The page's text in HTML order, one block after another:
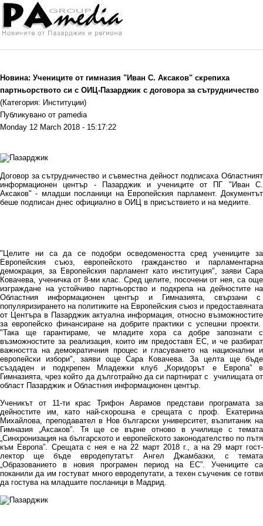
Новина: Учениците от гимназия "Иван С. Аксаков" скрепиха
партньорството си с ОИЦ-Пазарджик с договора за сътрудничество
(Категория: Институции)
Публикувано от pamedia
Monday 12 March 2018 - 15:17:22
Договор за сътрудничество и съвместна дейност подписаха Областният
информационен център - Пазарджик и учениците от ПГ "Иван С.
Аксаков" - младши посланици на Европейския парламент. Документът
беше подписан днес официално в ОИЦ в присъствието и на медиите.
"Целите ни са да се подобри осведомеността сред учениците за
Европейския съюз, европейското гражданство и парламентарна
демокрация, за Европейския парламент като институция", заяви Сара
Ковачева, ученичка от 8-ми клас. Сред целите, посочени от нея, са още
изграждане на устойчиво партньорство и подкрепа на дейностите на
Областния информационен център и Гимназията, свързани с
популяризирането на политиките на Европейския съюз и предоставяната
от Центъра в Пазарджик актуална информация, относно възможностите
за европейско финансиране на добрите практики с успешни проекти.
"Така ще гарантираме, че младите хора са добре запознати с
възможностите за реализация, които им предоставя ЕС, и че разбират
важността на демократичния процес и гласуването на национални и
европейски избори", заяви още Сара Ковачева. За целта ще бъде
създаден и подкрепен Младежки клуб „Коридорът е Европа” в
Гимназията, чрез който да дълготрайно да си партнират с училищата от
област Пазарджик и Областния информационен център.
Ученикът от 11-ти крас Трифон Аврамов представи програмата за
дейностите им, като най-скорошна е срещата с проф. Екатерина
Михайлова, преподавател в Нов български университет, възпитаник на
Гимназия „Аксаков”. Тя ще се върне отново в училище с темата
„Синхронизация на българското и европейското законодателство по пътя
към Европа”. Срещата с нея е на 22 март 2018 г., а на 29 март гост-
лектор ще бъде евродепутатът Ангел Джамбазки, с темата
„Образованието в новия програмен период на ЕС”. Учениците са
поканили да им гостуват много евродепутати, а техен съученик се готви
да гостува на младшите посланици в Мадрид.